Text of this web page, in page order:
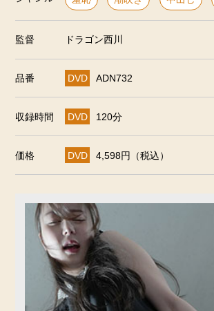
監督 ドラゴン西川
品番 DVD ADN732
収録時間 DVD 120分
価格 DVD 4,598円（税込）